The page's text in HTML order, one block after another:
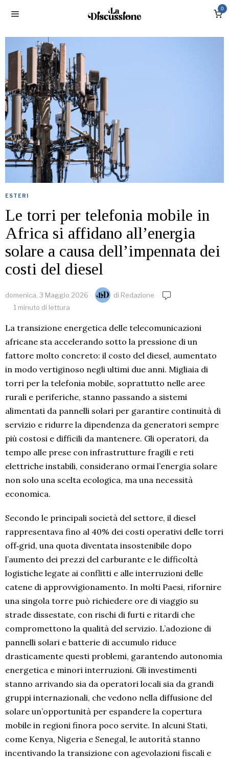
0
ESTERI
Le torri per telefonia mobile in
Africa si affidano all’energia
solare a causa dell’impennata dei
costi del diesel
domenica, 3 Maggio 2026 di Redazione
1 minuto di lettura
La transizione energetica delle telecomunicazioni
africane sta accelerando sotto la pressione di un
fattore molto concreto: il costo del diesel, aumentato
in modo vertiginoso negli ultimi due anni. Migliaia di
torri per la telefonia mobile, soprattutto nelle aree
rurali e periferiche, stanno passando a sistemi
alimentati da pannelli solari per garantire continuità di
servizio e ridurre la dipendenza da generatori sempre
più costosi e difficili da mantenere. Gli operatori, da
tempo alle prese con infrastrutture fragili e reti
elettriche instabili, considerano ormai l’energia solare
non solo una scelta ecologica, ma una necessità
economica.
Secondo le principali società del settore, il diesel
rappresentava fino al 40% dei costi operativi delle torri
off‑grid, una quota diventata insostenibile dopo
l’aumento dei prezzi del carburante e le difficoltà
logistiche legate ai conflitti e alle interruzioni delle
catene di approvvigionamento. In molti Paesi, rifornire
una singola torre può richiedere ore di viaggio su
strade dissestate, con rischi di furti e ritardi che
compromettono la qualità del servizio. L’adozione di
pannelli solari e batterie di accumulo riduce
drasticamente questi problemi, garantendo autonomia
energetica e minori interruzioni. Gli investimenti
stanno arrivando sia da operatori locali sia da grandi
gruppi internazionali, che vedono nella diffusione del
solare un’opportunità per espandere la copertura
mobile in regioni finora poco servite. In alcuni Stati,
come Kenya, Nigeria e Senegal, le autorità stanno
incentivando la transizione con agevolazioni fiscali e